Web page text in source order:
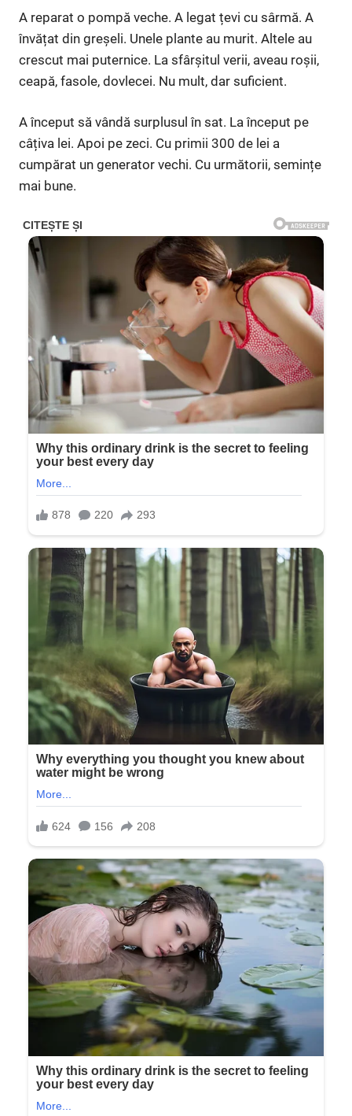
A reparat o pompă veche. A legat țevi cu sârmă. A
învățat din greșeli. Unele plante au murit. Altele au
crescut mai puternice. La sfârșitul verii, aveau roșii,
ceapă, fasole, dovlecei. Nu mult, dar suficient.
A început să vândă surplusul în sat. La început pe
câțiva lei. Apoi pe zeci. Cu primii 300 de lei a
cumpărat un generator vechi. Cu următorii, semințe
mai bune.